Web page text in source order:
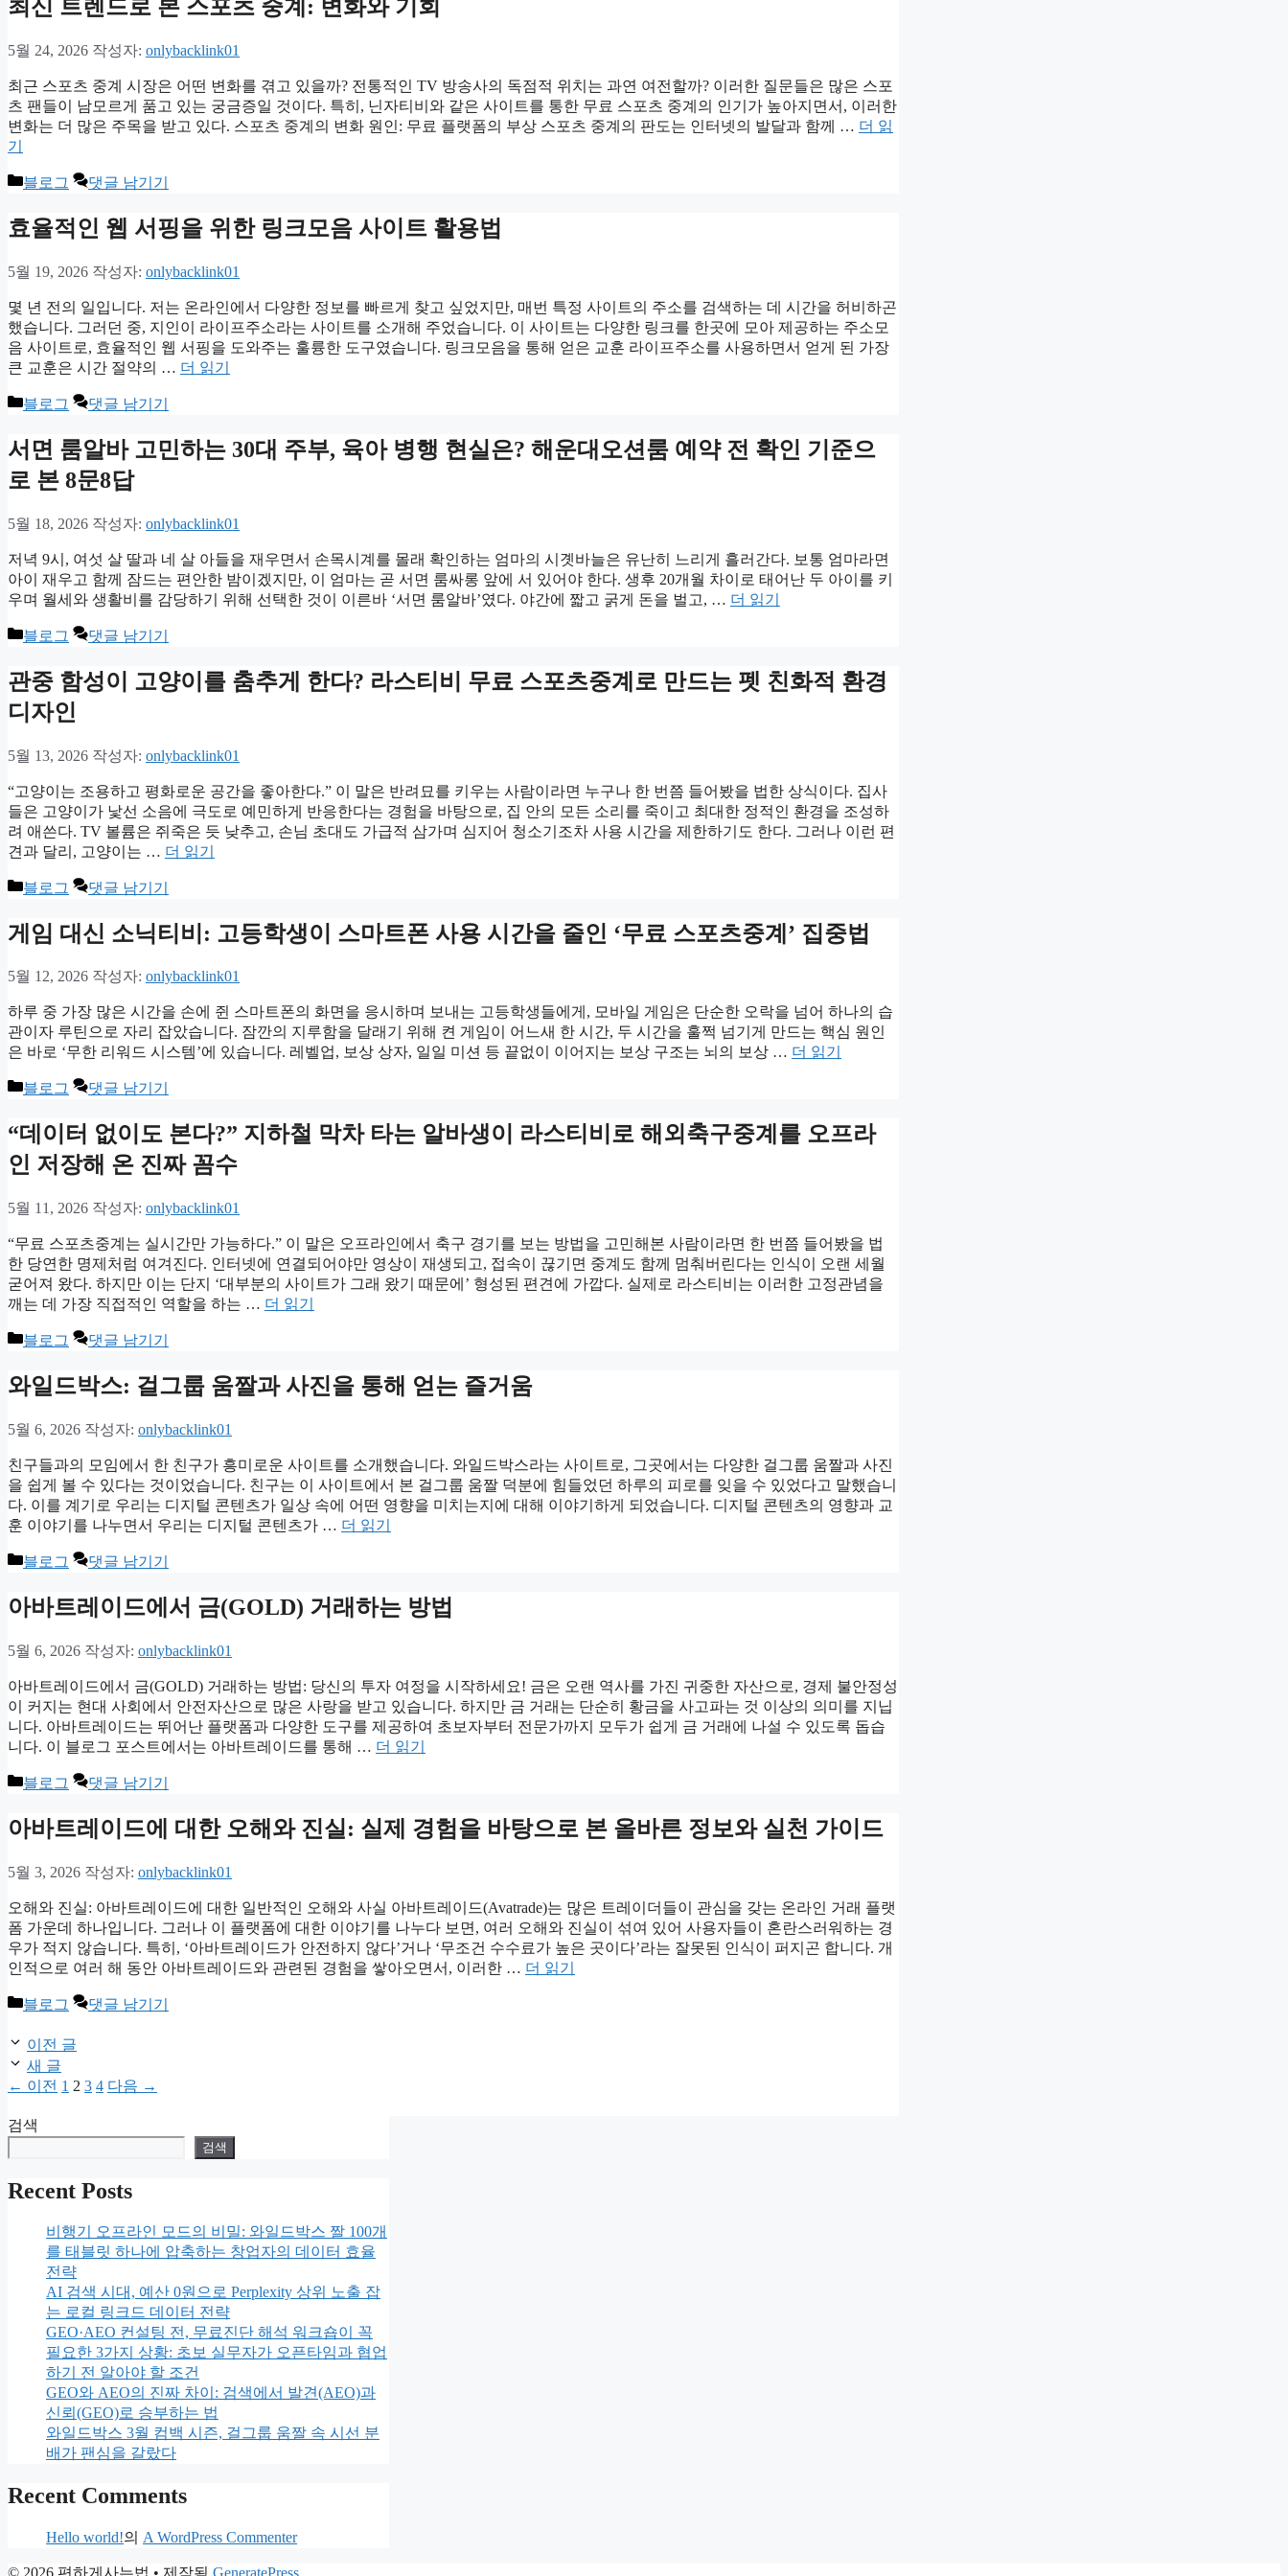
리
최신 트렌드로 본 스포츠 중계: 변화와 기회
5월 24, 2026 작성자: onlybacklink01
최근 스포츠 중계 시장은 어떤 변화를 겪고 있을까? 전통적인 TV 방송사의 독점적 위치는 과연 여전할까? 이러한 질문들은 많은 스포
츠 팬들이 남모르게 품고 있는 궁금증일 것이다. 특히, 닌자티비와 같은 사이트를 통한 무료 스포츠 중계의 인기가 높아지면서, 이러한
변화는 더 많은 주목을 받고 있다. 스포츠 중계의 변화 원인: 무료 플랫폼의 부상 스포츠 중계의 판도는 인터넷의 발달과 함께 … 더 읽
기
카
고
리
블로그 댓글 남기기
효율적인 웹 서핑을 위한 링크모음 사이트 활용법
5월 19, 2026 작성자: onlybacklink01
몇 년 전의 일입니다. 저는 온라인에서 다양한 정보를 빠르게 찾고 싶었지만, 매번 특정 사이트의 주소를 검색하는 데 시간을 허비하곤
했습니다. 그러던 중, 지인이 라이프주소라는 사이트를 소개해 주었습니다. 이 사이트는 다양한 링크를 한곳에 모아 제공하는 주소모
음 사이트로, 효율적인 웹 서핑을 도와주는 훌륭한 도구였습니다. 링크모음을 통해 얻은 교훈 라이프주소를 사용하면서 얻게 된 가장
큰 교훈은 시간 절약의 … 더 읽기
카
고
리
블로그 댓글 남기기
서면 룸알바 고민하는 30대 주부, 육아 병행 현실은? 해운대오션룸 예약 전 확인 기준으
로 본 8문8답
5월 18, 2026 작성자: onlybacklink01
저녁 9시, 여섯 살 딸과 네 살 아들을 재우면서 손목시계를 몰래 확인하는 엄마의 시곗바늘은 유난히 느리게 흘러간다. 보통 엄마라면
아이 재우고 함께 잠드는 편안한 밤이겠지만, 이 엄마는 곧 서면 룸싸롱 앞에 서 있어야 한다. 생후 20개월 차이로 태어난 두 아이를 키
우며 월세와 생활비를 감당하기 위해 선택한 것이 이른바 ‘서면 룸알바’였다. 야간에 짧고 굵게 돈을 벌고, … 더 읽기
카
고
리
블로그 댓글 남기기
관중 함성이 고양이를 춤추게 한다? 라스티비 무료 스포츠중계로 만드는 펫 친화적 환경
디자인
5월 13, 2026 작성자: onlybacklink01
“고양이는 조용하고 평화로운 공간을 좋아한다.” 이 말은 반려묘를 키우는 사람이라면 누구나 한 번쯤 들어봤을 법한 상식이다. 집사
들은 고양이가 낯선 소음에 극도로 예민하게 반응한다는 경험을 바탕으로, 집 안의 모든 소리를 죽이고 최대한 정적인 환경을 조성하
려 애쓴다. TV 볼륨은 쥐죽은 듯 낮추고, 손님 초대도 가급적 삼가며 심지어 청소기조차 사용 시간을 제한하기도 한다. 그러나 이런 편
견과 달리, 고양이는 … 더 읽기
카
고
리
블로그 댓글 남기기
게임 대신 소닉티비: 고등학생이 스마트폰 사용 시간을 줄인 ‘무료 스포츠중계’ 집중법
5월 12, 2026 작성자: onlybacklink01
하루 중 가장 많은 시간을 손에 쥔 스마트폰의 화면을 응시하며 보내는 고등학생들에게, 모바일 게임은 단순한 오락을 넘어 하나의 습
관이자 루틴으로 자리 잡았습니다. 잠깐의 지루함을 달래기 위해 켠 게임이 어느새 한 시간, 두 시간을 훌쩍 넘기게 만드는 핵심 원인
은 바로 ‘무한 리워드 시스템’에 있습니다. 레벨업, 보상 상자, 일일 미션 등 끝없이 이어지는 보상 구조는 뇌의 보상 … 더 읽기
카
고
리
블로그 댓글 남기기
“데이터 없이도 본다?” 지하철 막차 타는 알바생이 라스티비로 해외축구중계를 오프라
인 저장해 온 진짜 꼼수
5월 11, 2026 작성자: onlybacklink01
“무료 스포츠중계는 실시간만 가능하다.” 이 말은 오프라인에서 축구 경기를 보는 방법을 고민해본 사람이라면 한 번쯤 들어봤을 법
한 당연한 명제처럼 여겨진다. 인터넷에 연결되어야만 영상이 재생되고, 접속이 끊기면 중계도 함께 멈춰버린다는 인식이 오랜 세월
굳어져 왔다. 하지만 이는 단지 ‘대부분의 사이트가 그래 왔기 때문에’ 형성된 편견에 가깝다. 실제로 라스티비는 이러한 고정관념을
깨는 데 가장 직접적인 역할을 하는 … 더 읽기
카
고
리
블로그 댓글 남기기
와일드박스: 걸그룹 움짤과 사진을 통해 얻는 즐거움
5월 6, 2026 작성자: onlybacklink01
친구들과의 모임에서 한 친구가 흥미로운 사이트를 소개했습니다. 와일드박스라는 사이트로, 그곳에서는 다양한 걸그룹 움짤과 사진
을 쉽게 볼 수 있다는 것이었습니다. 친구는 이 사이트에서 본 걸그룹 움짤 덕분에 힘들었던 하루의 피로를 잊을 수 있었다고 말했습니
다. 이를 계기로 우리는 디지털 콘텐츠가 일상 속에 어떤 영향을 미치는지에 대해 이야기하게 되었습니다. 디지털 콘텐츠의 영향과 교
훈 이야기를 나누면서 우리는 디지털 콘텐츠가 … 더 읽기
카
고
리
블로그 댓글 남기기
아바트레이드에서 금(GOLD) 거래하는 방법
5월 6, 2026 작성자: onlybacklink01
아바트레이드에서 금(GOLD) 거래하는 방법: 당신의 투자 여정을 시작하세요! 금은 오랜 역사를 가진 귀중한 자산으로, 경제 불안정성
이 커지는 현대 사회에서 안전자산으로 많은 사랑을 받고 있습니다. 하지만 금 거래는 단순히 황금을 사고파는 것 이상의 의미를 지닙
니다. 아바트레이드는 뛰어난 플랫폼과 다양한 도구를 제공하여 초보자부터 전문가까지 모두가 쉽게 금 거래에 나설 수 있도록 돕습
니다. 이 블로그 포스트에서는 아바트레이드를 통해 … 더 읽기
카
고
리
블로그 댓글 남기기
아바트레이드에 대한 오해와 진실: 실제 경험을 바탕으로 본 올바른 정보와 실천 가이드
5월 3, 2026 작성자: onlybacklink01
오해와 진실: 아바트레이드에 대한 일반적인 오해와 사실 아바트레이드(Avatrade)는 많은 트레이더들이 관심을 갖는 온라인 거래 플랫
폼 가운데 하나입니다. 그러나 이 플랫폼에 대한 이야기를 나누다 보면, 여러 오해와 진실이 섞여 있어 사용자들이 혼란스러워하는 경
우가 적지 않습니다. 특히, ‘아바트레이드가 안전하지 않다’거나 ‘무조건 수수료가 높은 곳이다’라는 잘못된 인식이 퍼지곤 합니다. 개
인적으로 여러 해 동안 아바트레이드와 관련된 경험을 쌓아오면서, 이러한 … 더 읽기
카
고
리
블로그 댓글 남기기
이전 글
새 글
← 이전 페
1 페
2 페
3 페
4 다음 →
검색
검색
Recent Posts
비행기 오프라인 모드의 비밀: 와일드박스 짤 100개
를 태블릿 하나에 압축하는 창업자의 데이터 효율
전략
AI 검색 시대, 예산 0원으로 Perplexity 상위 노출 잡
는 로컬 링크드 데이터 전략
GEO·AEO 컨설팅 전, 무료진단 해석 워크숍이 꼭
필요한 3가지 상황: 초보 실무자가 오픈타임과 협업
하기 전 알아야 할 조건
GEO와 AEO의 진짜 차이: 검색에서 발견(AEO)과
신뢰(GEO)로 승부하는 법
와일드박스 3월 컴백 시즌, 걸그룹 움짤 속 시선 분
배가 팬심을 갈랐다
Recent Comments
Hello world!의 A WordPress Commenter